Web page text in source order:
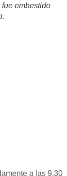
embestido
a las 9.30